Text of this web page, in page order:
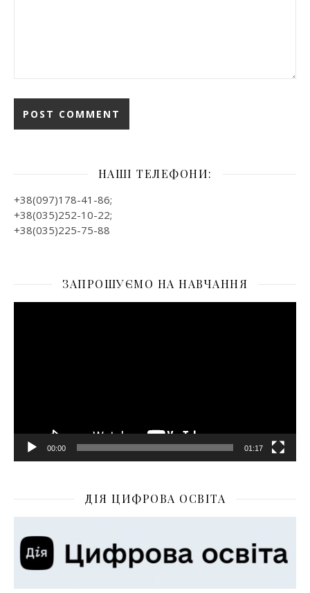
НАШІ ТЕЛЕФОНИ:
+38(097)178-41-86;
+38(035)252-10-22;
+38(035)225-75-88
ЗАПРОШУЄМО НА НАВЧАННЯ
00:00 01:17
ДІЯ ЦИФРОВА ОСВІТА